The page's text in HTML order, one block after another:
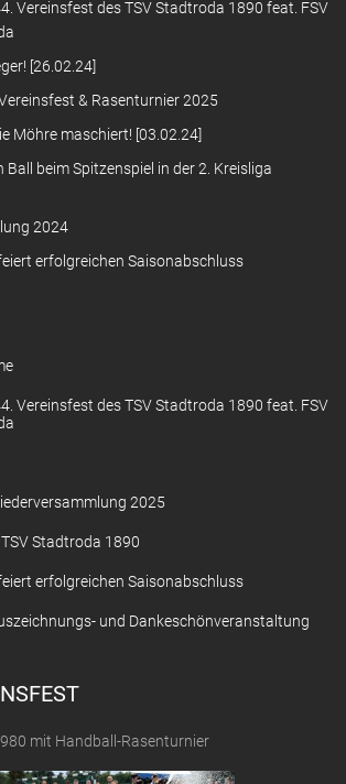
Vereinsfest des TSV Stadtroda 1890 feat. FSV
[26.02.24]
& Rasenturnier 2025
Möhre maschiert! [03.02.24]
Ball beim Spitzenspiel in der 2. Kreisliga
2024
erfolgreichen Saisonabschluss
Vereinsfest des TSV Stadtroda 1890 feat. FSV
2025
Stadtroda 1890
erfolgreichen Saisonabschluss
und Dankeschönveranstaltung
mit Handball-Rasenturnier